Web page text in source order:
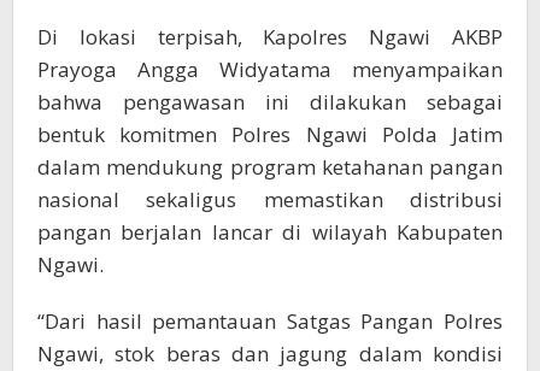
Di lokasi terpisah, Kapolres Ngawi AKBP
Prayoga Angga Widyatama menyampaikan
bahwa pengawasan ini dilakukan sebagai
bentuk komitmen Polres Ngawi Polda Jatim
dalam mendukung program ketahanan pangan
nasional sekaligus memastikan distribusi
pangan berjalan lancar di wilayah Kabupaten
Ngawi.
“Dari hasil pemantauan Satgas Pangan Polres
Ngawi, stok beras dan jagung dalam kondisi